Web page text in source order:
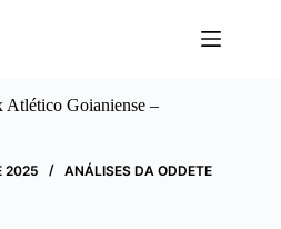
Atlético Goianiense –
2025 ANÁLISES DA ODDETE